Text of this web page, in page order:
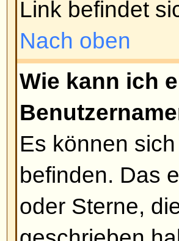
geantwortet haben,
unterhalb des
oft der Text
wenn jemand
erscheinen, falls
Beitrag editiert hat
hinterlassen,
Beachten Sie bitte,
Beiträge löschen
geantwortet hat.